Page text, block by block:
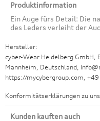
Produktinformation
Ein Auge fürs Detail: Die
des Leders verleiht der
Hersteller:
cyber-Wear Heidelberg
Mannheim, Deutschland,
https://mycybergroup.com,
Konformitätserklärungen zu
Kunden kauften auch